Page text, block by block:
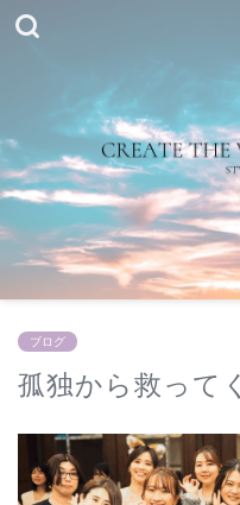
ブログ
孤独から救って